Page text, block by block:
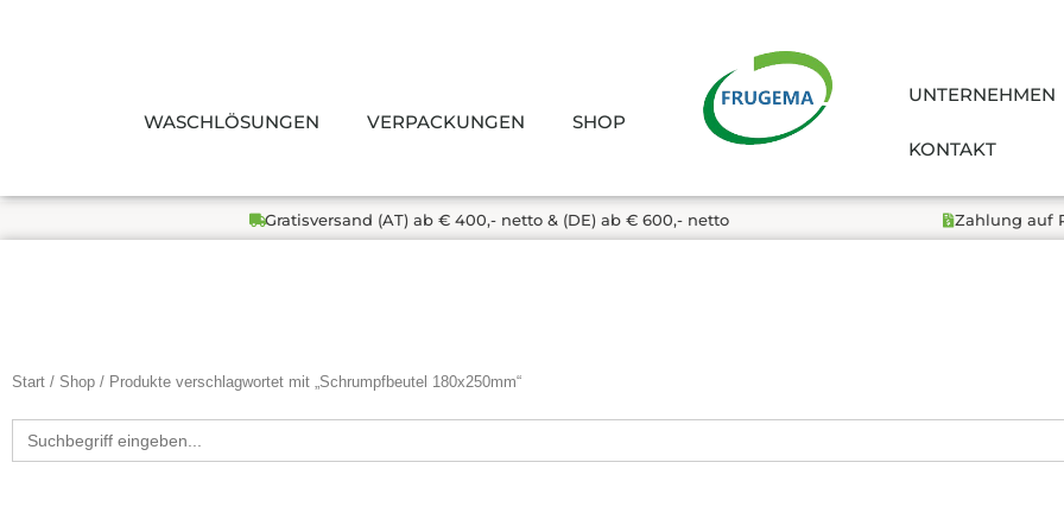
WASCHLÖSUNGEN VERPACKUNGEN SHOP
UNTERNEHMEN
KONTAKT
Gratisversand (AT) ab € 400,- netto & (DE) ab € 600,- netto Zahlung auf
Start / Shop / Produkte verschlagwortet mit „Schrumpfbeutel 180x250mm“
Search
for: